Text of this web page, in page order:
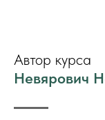
Автор курса
Невярович